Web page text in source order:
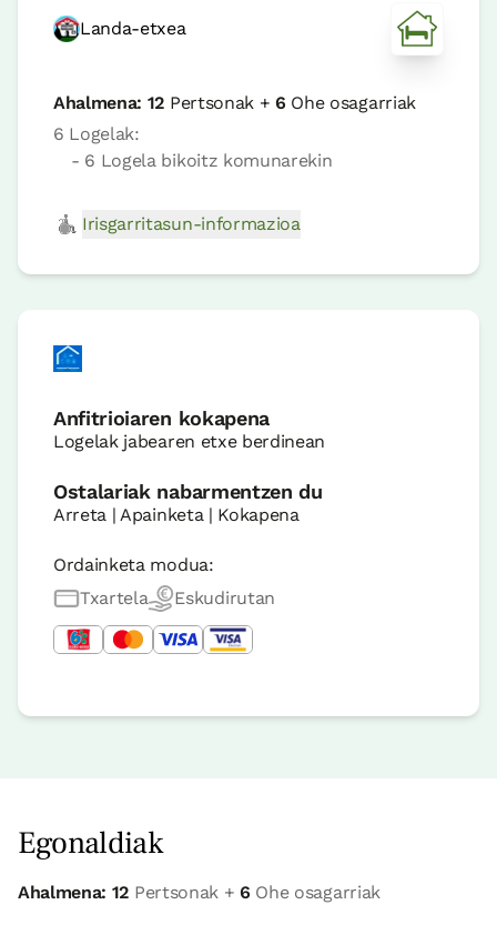
Landa-etxea
Ahalmena: 12 Pertsonak +6 Ohe osagarriak
6 Logelak:
- 6 Logela bikoitz komunarekin
Irisgarritasun-informazioa
Anfitrioiaren kokapena
Logelak jabearen etxe berdinean
Ostalariak nabarmentzen du
Arreta | Apainketa | Kokapena
Ordainketa modua:
Txartela
Eskudirutan
Egonaldiak
Ahalmena: 12 Pertsonak +6 Ohe osagarriak